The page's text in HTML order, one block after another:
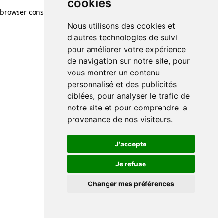
cookies
Nous utilisons des cookies et
d'autres technologies de suivi
pour améliorer votre expérience
de navigation sur notre site, pour
vous montrer un contenu
personnalisé et des publicités
ciblées, pour analyser le trafic de
notre site et pour comprendre la
provenance de nos visiteurs.
J'accepte
Je refuse
Changer mes préférences
browser console for more information)